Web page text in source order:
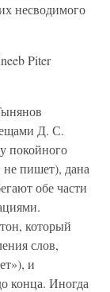
несводимого
Piter
Д. С.
покойного
пишет), дана
обе части
который
слов,
и
конца. Иногда